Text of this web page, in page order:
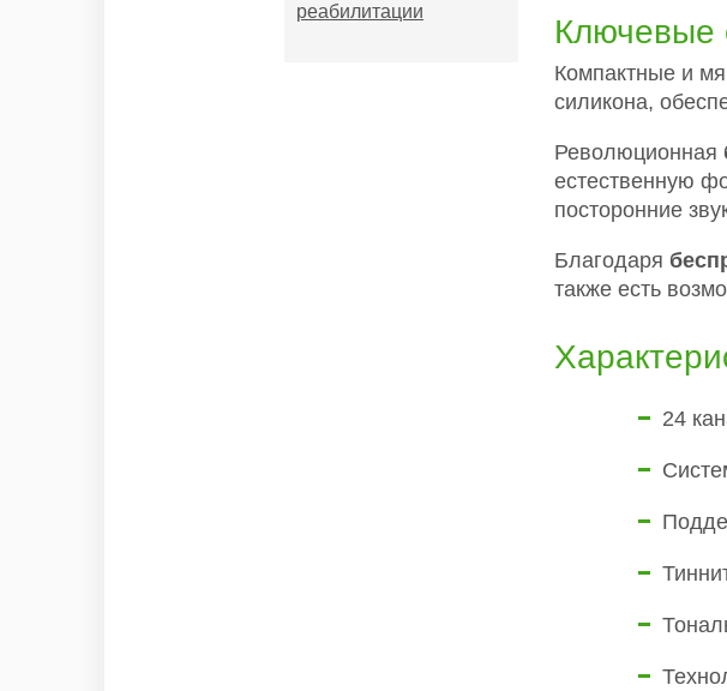
реабилитации
Ключевые
Компактные и
силикона,
Революционная
естественную
посторонние
Благодаря
также есть
24